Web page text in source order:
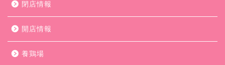
閉店情報
開店情報
養鶏場